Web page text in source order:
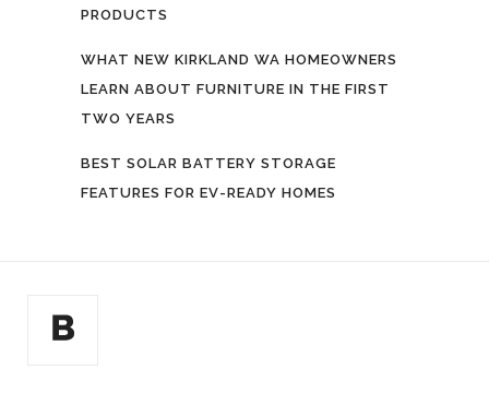
PRODUCTS
WHAT NEW KIRKLAND WA HOMEOWNERS
LEARN ABOUT FURNITURE IN THE FIRST
TWO YEARS
BEST SOLAR BATTERY STORAGE
FEATURES FOR EV-READY HOMES